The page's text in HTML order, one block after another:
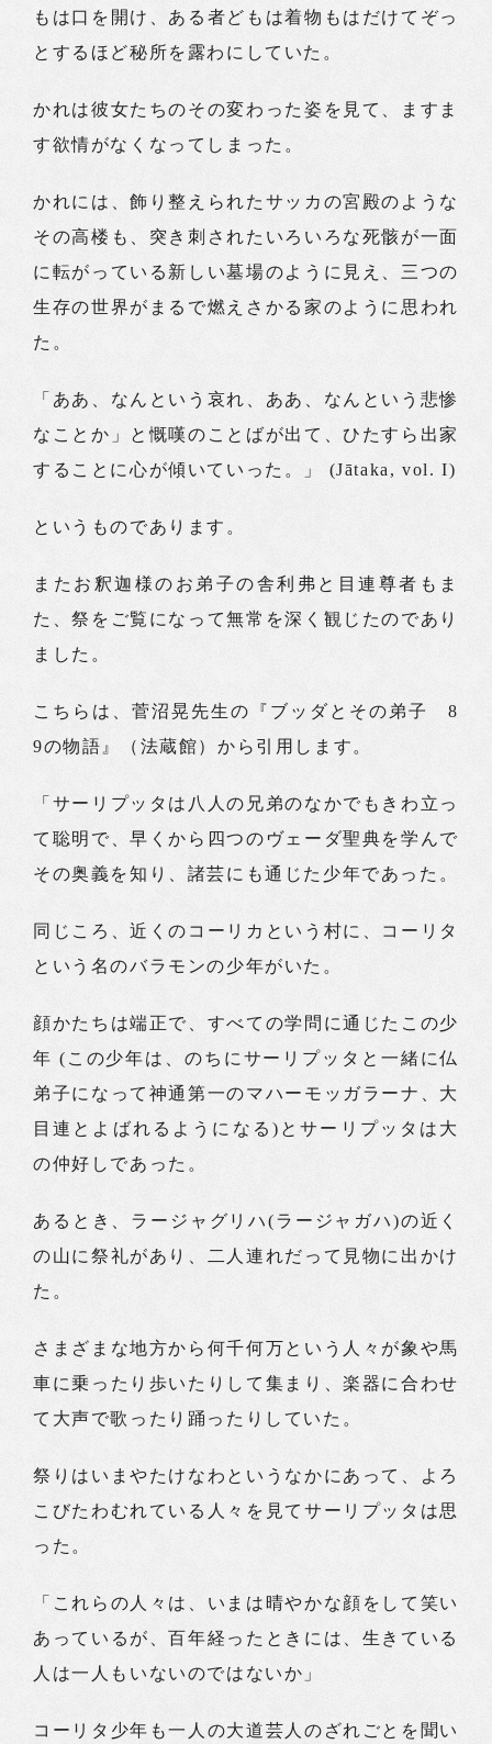
もは口を開け、ある者どもは着物もはだけてぞっ
とするほど秘所を露わにしていた。
かれは彼女たちのその変わった姿を見て、ますま
す欲情がなくなってしまった。
かれには、飾り整えられたサッカの宮殿のような
その高楼も、突き刺されたいろいろな死骸が一面
に転がっている新しい墓場のように見え、三つの
生存の世界がまるで燃えさかる家のように思われ
た。
「ああ、なんという哀れ、ああ、なんという悲惨
なことか」と慨嘆のことばが出て、ひたすら出家
することに心が傾いていった。」 (Jātaka, vol. I)
というものであります。
またお釈迦様のお弟子の舎利弗と目連尊者もま
た、祭をご覧になって無常を深く観じたのであり
ました。
こちらは、菅沼晃先生の『ブッダとその弟子 8
9の物語』（法蔵館）から引用します。
「サーリプッタは八人の兄弟のなかでもきわ立っ
て聡明で、早くから四つのヴェーダ聖典を学んで
その奥義を知り、諸芸にも通じた少年であった。
同じころ、近くのコーリカという村に、コーリタ
という名のバラモンの少年がいた。
顔かたちは端正で、すべての学問に通じたこの少
年 (この少年は、のちにサーリプッタと一緒に仏
弟子になって神通第一のマハーモッガラーナ、大
目連とよばれるようになる)とサーリプッタは大
の仲好しであった。
あるとき、ラージャグリハ(ラージャガハ)の近く
の山に祭礼があり、二人連れだって見物に出かけ
た。
さまざまな地方から何千何万という人々が象や馬
車に乗ったり歩いたりして集まり、楽器に合わせ
て大声で歌ったり踊ったりしていた。
祭りはいまやたけなわというなかにあって、よろ
こびたわむれている人々を見てサーリプッタは思
った。
「これらの人々は、いまは晴やかな顔をして笑い
あっているが、百年経ったときには、生きている
人は一人もいないのではないか」
コーリタ少年も一人の大道芸人のざれごとを聞い